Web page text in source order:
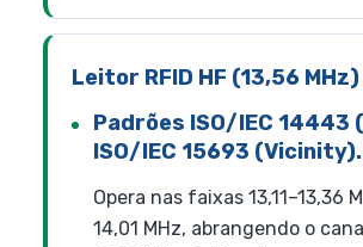
Leitor RFID HF (13,56 MHz)
Padrões ISO/IEC 14443
ISO/IEC 15693 (Vicinity).
Opera nas faixas 13,11–13,36
14,01 MHz, abrangendo o